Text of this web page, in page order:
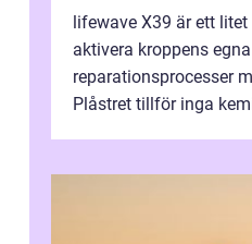
lifewave X39 är ett
aktivera kroppens egna
reparationsprocesser
Plåstret tillför inga